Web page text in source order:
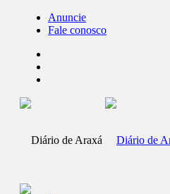
Anuncie
Fale conosco